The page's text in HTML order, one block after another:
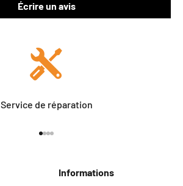
Écrire un avis
Service de réparation
Informations